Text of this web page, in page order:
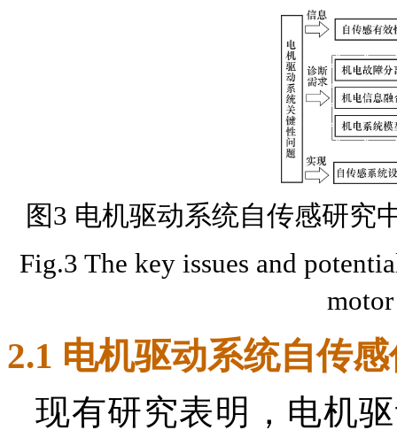
图3 电机驱动系统自传感研究
Fig.3 The key issues and
2.1 电机驱动系统自传
现有研究表明，电机